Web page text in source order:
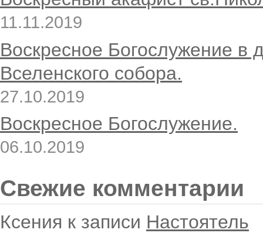
11.11.2019
Воскресное Богослужение в
Вселенского собора.
27.10.2019
Воскресное Богослужение.
06.10.2019
Свежие комментарии
Ксения к записи Настоятель